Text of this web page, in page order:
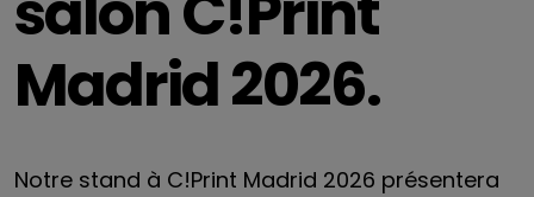
Madrid 2026.
Notre stand à C!Print Madrid 2026 présentera